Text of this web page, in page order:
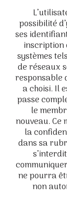
possibilité
ses
inscription
systèmes
de réseaux
responsable
a choisi. Il
passe
le
nouveau. Ce
la
dans sa
ne pourra
non